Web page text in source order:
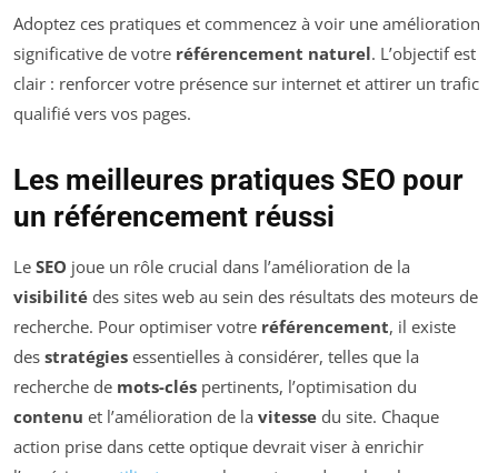
Adoptez ces pratiques et commencez à voir une amélioration
significative de votre référencement naturel. L’objectif est
clair : renforcer votre présence sur internet et attirer un trafic
qualifié vers vos pages.
Les meilleures pratiques SEO pour
un référencement réussi
Le SEO joue un rôle crucial dans l’amélioration de la
visibilité des sites web au sein des résultats des moteurs de
recherche. Pour optimiser votre référencement, il existe
des stratégies essentielles à considérer, telles que la
recherche de mots-clés pertinents, l’optimisation du
contenu et l’amélioration de la vitesse du site. Chaque
action prise dans cette optique devrait viser à enrichir